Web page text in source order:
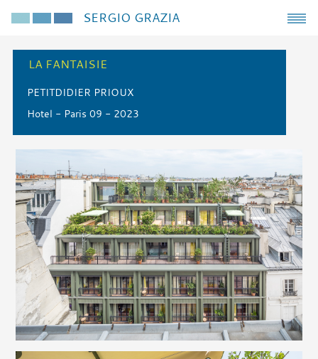
SERGIO GRAZIA
LA FANTAISIE
PETITDIDIER PRIOUX
Hotel - Paris 09 - 2023